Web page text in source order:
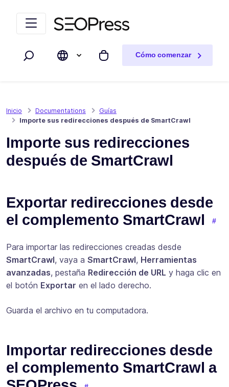
Buscar Mi carrito
Cómo comenzar
Inicio Documentations
Guías
Importe sus redirecciones después de SmartCrawl
Importe sus redirecciones
después de SmartCrawl
Exportar redirecciones desde
el complemento SmartCrawl
Para importar las redirecciones creadas desde
SmartCrawl, vaya a SmartCrawl, Herramientas
avanzadas, pestaña Redirección de URL y haga clic en
el botón Exportar en el lado derecho.
Guarda el archivo en tu computadora.
Importar redirecciones desde
el complemento SmartCrawl a